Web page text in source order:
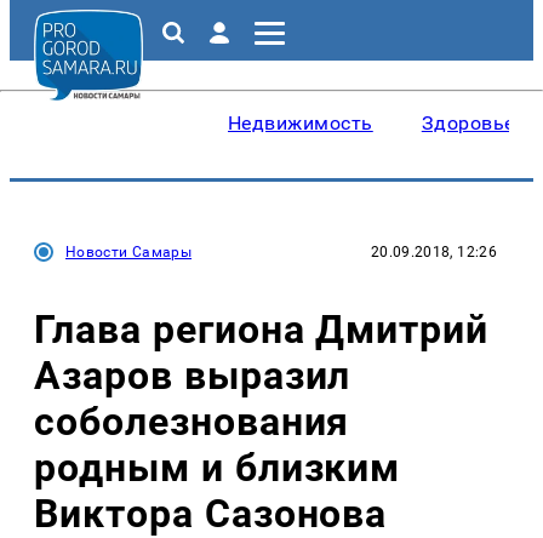
Недвижимость Здоровье
Новости Самары 20.09.2018, 12:26
Глава региона Дмитрий
Азаров выразил
соболезнования
родным и близким
Виктора Сазонова